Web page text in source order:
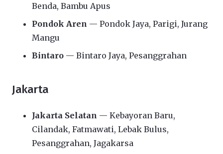
Benda, Bambu Apus
Pondok Aren — Pondok Jaya, Parigi, Jurang
Mangu
Bintaro — Bintaro Jaya, Pesanggrahan
Jakarta
Jakarta Selatan — Kebayoran Baru,
Cilandak, Fatmawati, Lebak Bulus,
Pesanggrahan, Jagakarsa